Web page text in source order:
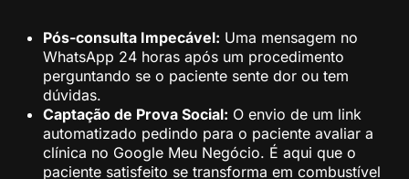
Pós-consulta Impecável: Uma mensagem no
WhatsApp 24 horas após um procedimento
perguntando se o paciente sente dor ou tem
dúvidas.
Captação de Prova Social: O envio de um link
automatizado pedindo para o paciente avaliar a
clínica no Google Meu Negócio. É aqui que o
paciente satisfeito se transforma em combustível